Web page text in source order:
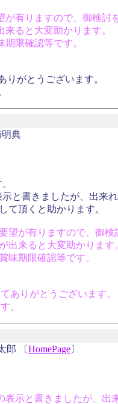
が有りますので、御検討
ると大変助かります。
限確認等です。
りがとうございます。
明典
と書きましたが、出来
て頂くと助かります。
望が有りますので、御
出来ると大変助かります
味期限確認等です。
ありがとうございます。
。
郎 〔HomePage〕
表示と書きましたが、出